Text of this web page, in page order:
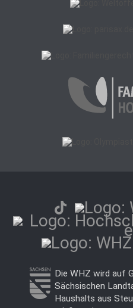
Die WHZ wird auf
Sächsischen
Haushalts aus